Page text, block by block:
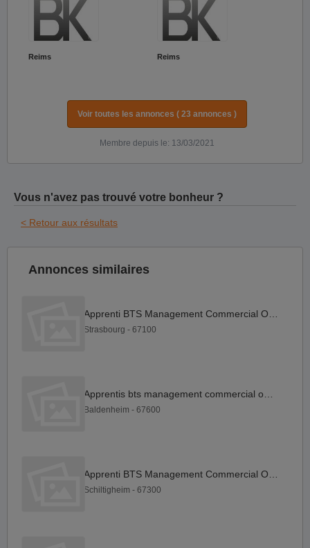
Reims Reims
Voir toutes les annonces ( 23 annonces )
Membre depuis le: 13/03/2021
Vous n'avez pas trouvé votre bonheur ?
< Retour aux résultats
Annonces similaires
Strasbourg - 67100
Baldenheim - 67600
Schiltigheim - 67300